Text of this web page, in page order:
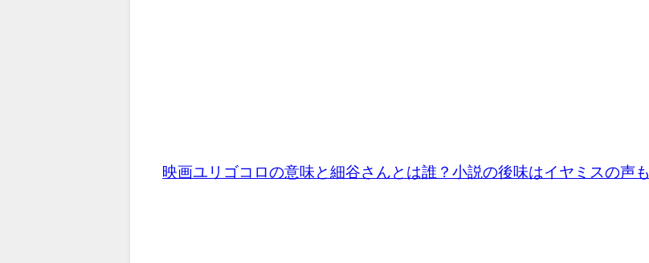
映画ユリゴコロの意味と細谷さんとは誰？小説の後味はイヤミスの声も